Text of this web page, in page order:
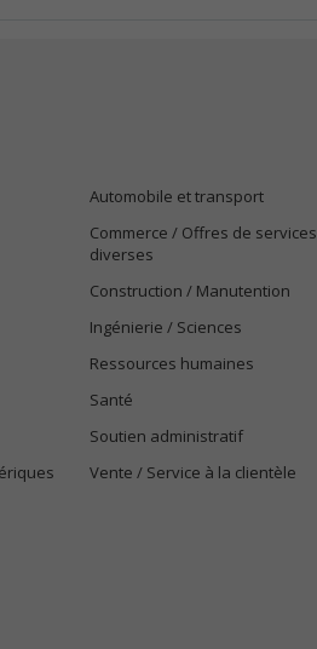
Automobile et transport
Commerce / Offres de services
diverses
Construction / Manutention
Ingénierie / Sciences
Ressources humaines
Santé
Soutien administratif
Vente / Service à la clientèle